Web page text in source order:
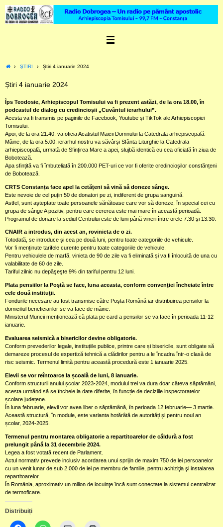
content
HomeŞTIRI Știri 4 ianuarie 2024
Știri 4 ianuarie 2024
Îps Teodosie, Arhiepiscopul Tomisului va fi prezent astăzi, de la ora 18.00, în
podcastul de dialog cu credincioșii „Cuvântul ierarhului”.
Acesta va fi transmis pe paginile de Facebook, Youtube și TikTok ale Arhiepiscopiei
Tomisului.
Apoi, de la ora 21.40, va oficia Acatistul Maicii Domnului la Catedrala arhiepiscopală.
Mâine, de la ora 5.00, ierarhul nostru va săvârși Sfânta Liturghie la Catedrala
arhiepiscopală, urmată de Sfințirea Mare a apei, slujbă identică cu cea oficiată în ziua de
Bobotează.
Apa sfințită va fi îmbuteliată în 200.000 PET-uri ce vor fi oferite credincioșilor constănțeni
de Bobotează.
CRTS Constanța face apel la cetățeni să vină să doneze sânge.
Este nevoie de cel puțin 50 de donatori pe zi, indiferent de grupa sanguină.
Astfel, sunt așteptate toate persoanele sănătoase care vor să doneze, în special cei cu
grupa de sânge A pozitiv, pentru care cererea este mai mare în această perioadă.
Programul de donare la sediul Centrului este de luni până vineri între orele 7.30 și 13.30.
CNAIR a introdus, din acest an, rovinieta de o zi.
Totodată, se introduce și cea pe două luni, pentru toate categoriile de vehicule.
Vor fi menținute tarifele curente pentru toate categoriile de vehicule.
Pentru vehiculele de marfă, vinieta de 90 de zile va fi eliminată și va fi înlocuită de una cu
valabilitate de 60 de zile.
Tariful zilnic nu depăşeşte 9% din tariful pentru 12 luni.
Plata pensiilor la Poştă se face, luna aceasta, conform convenţiei încheiate între
cele două instituţii.
Fondurile necesare au fost transmise către Poşta Română iar distribuirea pensiilor la
domiciliul beneficiarilor se va face de mâine.
Ministerul Muncii menţionează că plata pe card a pensiilor se va face în perioada 11-12
ianuarie.
Evaluarea seismică a bisericilor devine obligatorie.
Conform prevederilor legale, instituțiile publice, printre care și bisericile, sunt obligate să
demareze procesul de expertiză tehnică a clădirilor pentru a le încadra într-o clasă de
risc seismic. Termenul limită pentru această procedură este 1 ianuarie 2025.
Elevii se vor reîntoarce la școală de luni, 8 ianuarie.
Conform structurii anului școlar 2023-2024, modulul trei va dura doar câteva săptămâni,
acesta urmând să se încheie la date diferite, în funcție de deciziile inspectoratelor
școlare județene.
În luna februarie, elevii vor avea liber o săptămână, în perioada 12 februarie— 3 martie.
Această structură, în module, este varianta hotărâtă de autorități și pentru noul an
școlar, 2024-2025.
Termenul pentru montarea obligatorie a repartitoarelor de căldură a fost
prelungit până la 31 decembrie 2024.
Legea a fost votată recent de Parlament.
Actul normativ prevede inclusiv acordarea unui sprijin de maxim 750 de lei persoanelor
cu un venit lunar de sub 2.000 de lei pe membru de familie, pentru achiziţia şi instalarea
repartitoarelor.
În România, aproximativ un milion de locuinţe încă sunt conectate la sistemul centralizat
de termoficare.
Distribuiți